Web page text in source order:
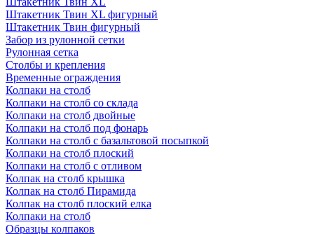
Штакетник Твин XL фигурный
Штакетник Твин фигурный
Забор из рулонной сетки
Рулонная сетка
Столбы и крепления
Временные ограждения
Колпаки на столб
Колпаки на столб со склада
Колпаки на столб двoйные
Колпаки на столб под фонарь
Колпаки на столб с базальтовой посыпкой
Колпаки на столб плоский
Колпаки на столб с отливом
Колпак на столб крышка
Колпак на столб Пирамида
Колпак на столб плоский елка
Колпаки на столб
Образцы колпаков